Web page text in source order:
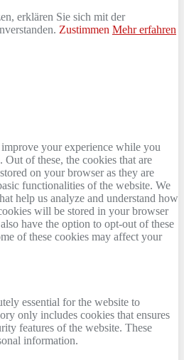
erklären Sie sich mit der
Zustimmen Mehr erfahren
your experience while you
of these, the cookies that are
on your browser as they are
functionalities of the website. We
help us analyze and understand how
will be stored in your browser
have the option to opt-out of these
of these cookies may affect your
essential for the website to
only includes cookies that ensures
features of the website. These
information.